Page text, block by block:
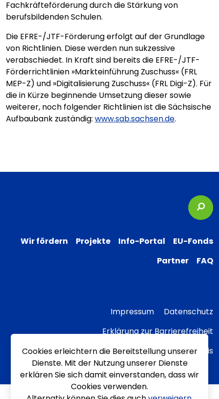
Fachkräfteförderung durch die Stärkung von
berufsbildenden Schulen.
Die EFRE-/JTF-Förderung erfolgt auf der Grundlage
von Richtlinien. Diese werden nun sukzessive
verabschiedet. In Kraft sind bereits die EFRE-/JTF-
Förderrichtlinien »Markteinführung Zuschuss« (FRL
MEP-Z) und »Digitalisierung Zuschuss« (FRL Digi-Z). Für
die in Kürze beginnende Umsetzung dieser sowie
weiterer, noch folgender Richtlinien ist die Sächsische
Aufbaubank zuständig: www.sab.sachsen.de.
Wir fördern Projekte Info-Portal
EU-Fonds
Partner
FAQ
Impressum
Datenschutz
Erklärung zur Barrierefreiheit
Transparenzhinweis
Cookies erleichtern die Bereitstellung unserer
Dienste. Mit der Nutzung unserer Dienste
erklären Sie sich damit einverstanden, dass wir
Cookies verwenden.